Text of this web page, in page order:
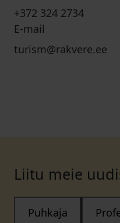
+372 324 2734
E-mail
turism@rakvere.ee
Liitu meie
Puhkaja